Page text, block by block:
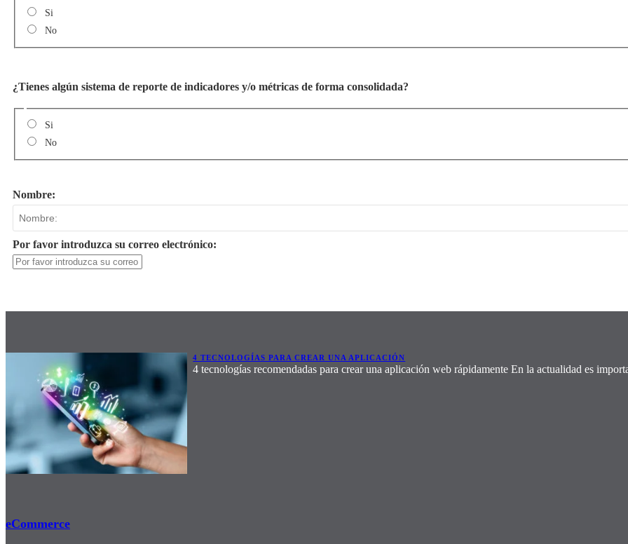
Si
No
¿Tienes algún sistema de reporte de indicadores y/o métricas de forma consolidada?
Si
No
Nombre:
Por favor introduzca su correo electrónico:
4 TECNOLOGÍAS PARA CREAR UNA APLICACIÓN
4 tecnologías recomendadas para crear una aplicación web rápidamente En la actualidad es
eCommerce